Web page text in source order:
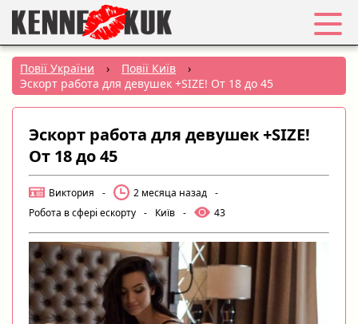
Обране
Вхід
Реєстрація
Міста:
РУС
УКР
Створити оголошення
Повії України › Повії Київ
›
Эскорт работа для девушек +SIZE! От 18 до 45
Эскорт работа для девушек +SIZE!
От 18 до 45
Виктория - 2 месяца назад -
Робота в сфері ескорту - Київ - 43